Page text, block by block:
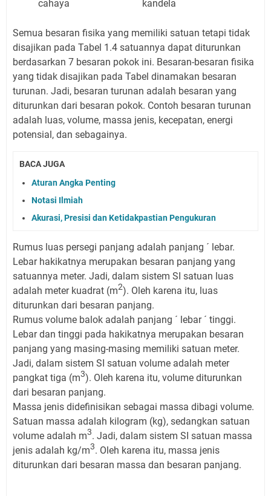
cahaya
kandela
Semua besaran fisika yang memiliki satuan tetapi tidak
disajikan pada Tabel 1.4 satuannya dapat diturunkan
berdasarkan 7 besaran pokok ini. Besaran-besaran fisika
yang tidak disajikan pada Tabel dinamakan besaran
turunan. Jadi, besaran turunan adalah besaran yang
diturunkan dari besaran pokok. Contoh besaran turunan
adalah luas, volume, massa jenis, kecepatan, energi
potensial, dan sebagainya.
BACA JUGA
Aturan Angka Penting
Notasi Ilmiah
Akurasi, Presisi dan Ketidakpastian Pengukuran
Rumus luas persegi panjang adalah panjang ´ lebar.
Lebar hakikatnya merupakan besaran panjang yang
satuannya meter. Jadi, dalam sistem SI satuan luas
adalah meter kuadrat (m2). Oleh karena itu, luas
diturunkan dari besaran panjang.
Rumus volume balok adalah panjang ´ lebar ´ tinggi.
Lebar dan tinggi pada hakikatnya merupakan besaran
panjang yang masing-masing memiliki satuan meter.
Jadi, dalam sistem SI satuan volume adalah meter
pangkat tiga (m3). Oleh karena itu, volume diturunkan
dari besaran panjang.
Massa jenis didefinisikan sebagai massa dibagi volume.
Satuan massa adalah kilogram (kg), sedangkan satuan
volume adalah m3. Jadi, dalam sistem SI satuan massa
jenis adalah kg/m3. Oleh karena itu, massa jenis
diturunkan dari besaran massa dan besaran panjang.